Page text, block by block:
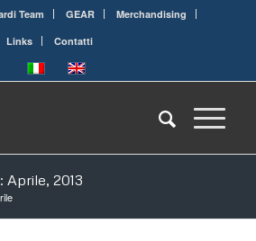
Team GEAR
Merchandising
Links
Contatti
Aprile, 2013